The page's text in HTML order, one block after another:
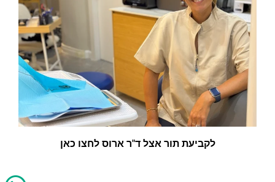
לקביעת תור אצל ד"ר ארוס לחצו כאן